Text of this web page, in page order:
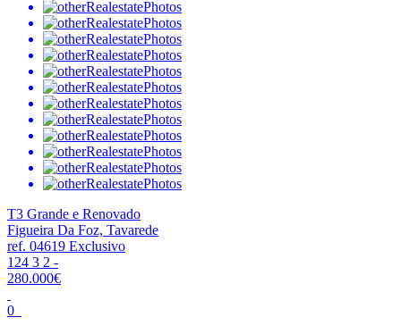
T3 Grande e Renovado
Figueira Da Foz, Tavarede
ref. 04619 Exclusivo
124 3 2 -
280.000€
0